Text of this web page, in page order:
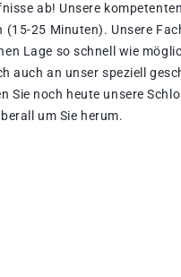
ab! Unsere
25 Minuten). Unsere
Lage so schnell wie
auch an unser speziell
Sie noch heute unsere
um Sie herum.